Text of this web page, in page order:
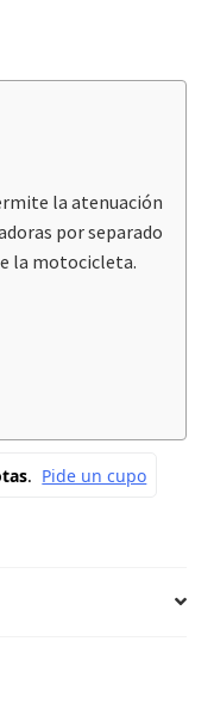
la atenuación
por separado
la motocicleta.